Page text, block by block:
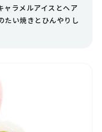
ャラメルアイスとヘア
たい焼きとひんやりし